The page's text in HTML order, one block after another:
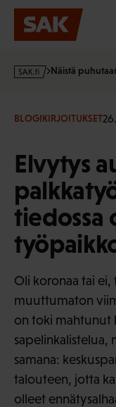
Hyppää
sisältöön
s
·
Näistä
BLOGIKIRJOITUKSET
Elvytys
tiedossa
Oli koronaa tai
muuttumaton
on toki mahtunut
sapelinkalistelua,
samana:
talouteen, jotta
olleet